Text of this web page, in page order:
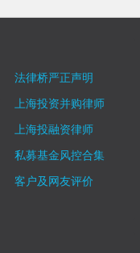
法律桥严正声明
上海投资并购律师
上海投融资律师
私募基金风控合集
客户及网友评价